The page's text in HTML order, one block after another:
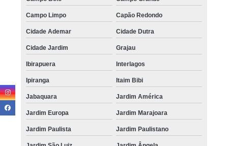
Campo Limpo Capão Redondo
Cidade Ademar Cidade Dutra
Cidade Jardim Grajau
Ibirapuera Interlagos
Ipiranga Itaim Bibi
Jabaquara Jardim América
Jardim Europa Jardim Marajoara
Jardim Paulista Jardim Paulistano